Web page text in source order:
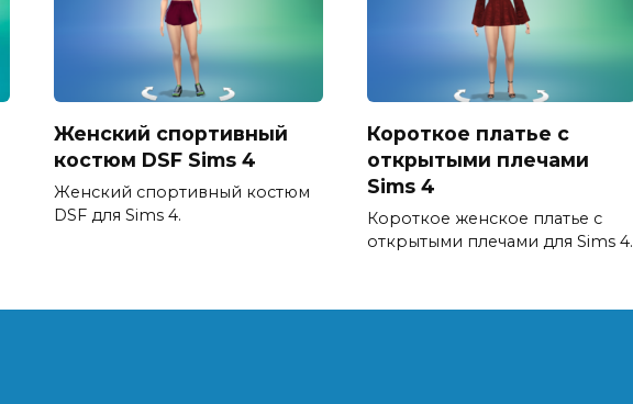
Женский спортивный
костюм DSF Sims 4
Женский спортивный костюм
DSF для Sims 4.
Короткое платье с
открытыми плечами
Sims 4
Короткое женское платье с
открытыми плечами для Sims 4.